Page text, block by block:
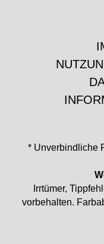
* Unverbindliche
Irrtümer,
vorbehalten.